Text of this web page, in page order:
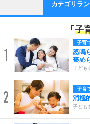
カテゴリラ
「 子
1
子育
怒鳴
褒め
子ども
2 子育
消極
子ども